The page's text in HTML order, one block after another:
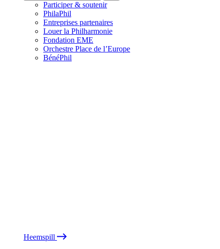
Participer & soutenir
PhilaPhil
Entreprises partenaires
Louer la Philharmonie
Fondation EME
Orchestre Place de l’Europe
BénéPhil
Heemspill